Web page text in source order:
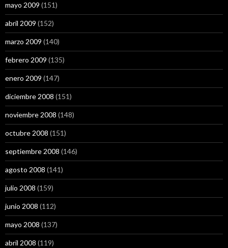
mayo 2009 (151)
abril 2009 (152)
marzo 2009 (140)
febrero 2009 (135)
enero 2009 (147)
diciembre 2008 (151)
noviembre 2008 (148)
octubre 2008 (151)
septiembre 2008 (146)
agosto 2008 (141)
julio 2008 (159)
junio 2008 (112)
mayo 2008 (137)
abril 2008 (119)